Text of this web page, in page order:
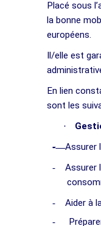
Placé sous
la bonne
européens.
Il/elle est
En lien
sont les
·
- Assurer
-
Assurer
- Aider à
-